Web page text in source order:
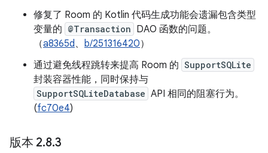
修复了 Room 的 Kotlin 代码生成功能会遗漏包含类型
变量的 @Transaction DAO 函数的问题。
（a8365d、 b/251316420）
通过避免线程跳转来提高 Room 的 SupportSQLite
封装容器性能，同时保持与
SupportSQLiteDatabase API 相同的阻塞行为。
(fc70e4)
版本 2.8.3